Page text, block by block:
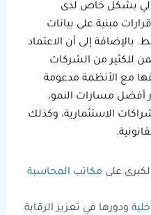
بشكل خاص لدى
مبنية على بيانات
إلى أن الاعتماد
للكثير من الشركات
مع الأنظمة مدعومة
أفضل مسارات النمو،
الاستثمارية، وكذلك
على مكاتب المحاسبة
ودورها في تعزيز الرقابة